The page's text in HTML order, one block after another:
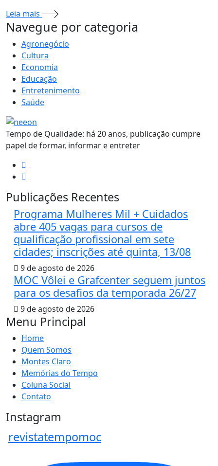
Leia mais
MAIS VISTOS
Navegue por categoria
Agronegócio
Cultura
Economia
Educação
Entretenimento
Saúde
Tempo de Qualidade: há 20 anos, publicação cumpre
papel de formar, informar e entreter
Publicações Recentes
Programa Mulheres Mil + Cuidados
abre 405 vagas para cursos de
qualificação profissional em sete
cidades; inscrições até quinta, 13/08
9 de agosto de 2026
MOC Vôlei e Grafcenter seguem juntos
para os desafios da temporada 26/27
9 de agosto de 2026
Menu Principal
Home
Quem Somos
Montes Claro
Memórias do Tempo
Coluna Social
Contato
Instagram
revistatempomoc